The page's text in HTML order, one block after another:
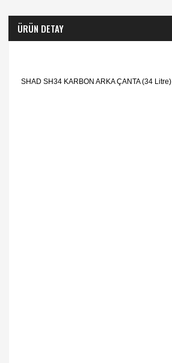
ÜRÜN DETAY
SHAD SH34 KARBON ARKA ÇANTA (34 Litre)